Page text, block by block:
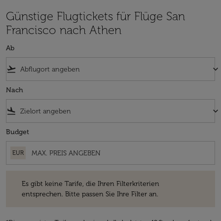
Günstige Flugtickets für Flüge San
Francisco nach Athen
Ab
flight_takeoff keyboard_arrow_down
Nach
flight_land keyboard_arrow_down
Budget
EUR
Es gibt keine Tarife, die Ihren Filterkriterien
entsprechen. Bitte passen Sie Ihre Filter an.